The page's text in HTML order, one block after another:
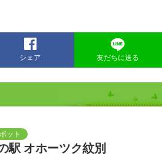
シェア 友だちに送る
駅 オホーツク紋別